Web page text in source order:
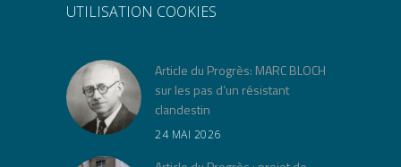
UTILISATION COOKIES
Article du Progrès: MARC BLOCH
sur les pas d’un résistant
clandestin
24 MAI 2026